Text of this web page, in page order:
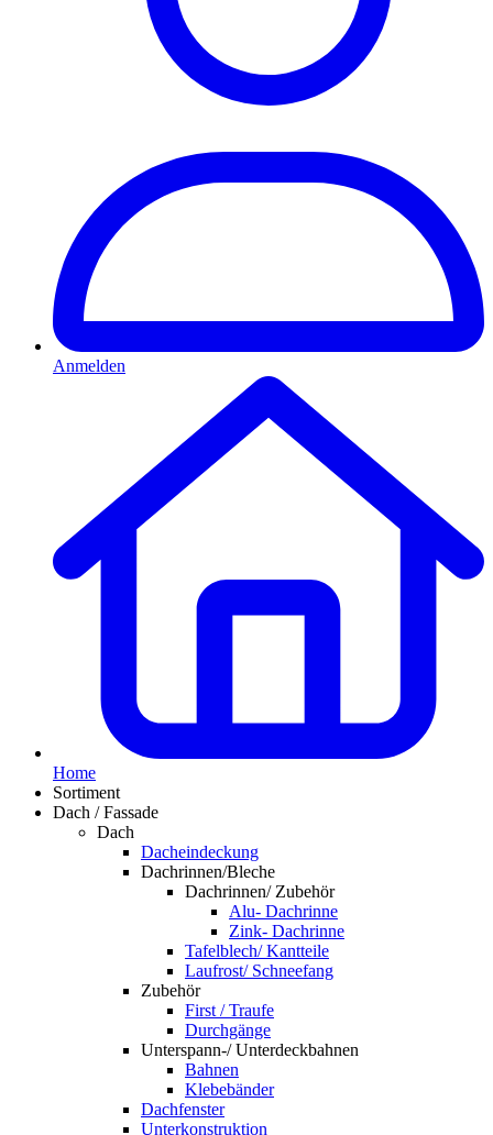
Anmelden
Home
Sortiment
Dach / Fassade
Dach
Dacheindeckung
Dachrinnen/Bleche
Dachrinnen/ Zubehör
Alu- Dachrinne
Zink- Dachrinne
Tafelblech/ Kantteile
Laufrost/ Schneefang
Zubehör
First / Traufe
Durchgänge
Unterspann-/ Unterdeckbahnen
Bahnen
Klebebänder
Dachfenster
Unterkonstruktion